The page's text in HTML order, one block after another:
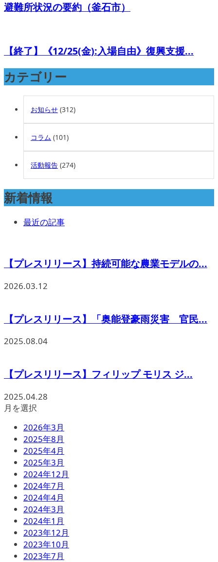
避難所状況の要約（釜石市）
【終了】《12/25(金):入場自由》復興支援...
カテゴリー
お知らせ (312)
コラム (101)
活動報告 (274)
新着情報
最近の記事
【プレスリリース】持続可能な農業モデルの...
2026.03.12
【プレスリリース】「奥能登豪雨災害 官民...
2025.08.04
【プレスリリース】フィリップ モリス ジ...
2025.04.28
月を選択
2026年3月
2025年8月
2025年4月
2025年3月
2024年12月
2024年7月
2024年4月
2024年3月
2024年1月
2023年12月
2023年10月
2023年7月